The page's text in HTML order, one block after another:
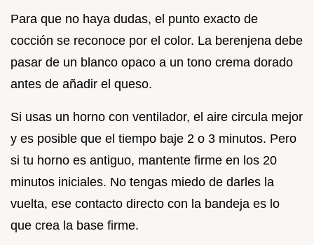
Para que no haya dudas, el punto exacto de
cocción se reconoce por el color. La berenjena debe
pasar de un blanco opaco a un tono crema dorado
antes de añadir el queso.
Si usas un horno con ventilador, el aire circula mejor
y es posible que el tiempo baje 2 o 3 minutos. Pero
si tu horno es antiguo, mantente firme en los 20
minutos iniciales. No tengas miedo de darles la
vuelta, ese contacto directo con la bandeja es lo
que crea la base firme.